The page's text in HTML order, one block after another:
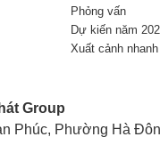
Phỏng vấn
Dự kiến năm
Xuất cảnh nhanh
Group
Phúc, Phường Hà